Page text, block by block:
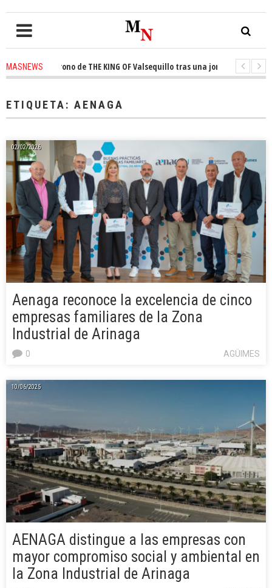
MASNEWS
el trono de THE KING OF Valsequillo tras una jornada de baloncesto
ETIQUETA: AENAGA
02/02/2026
Aenaga reconoce la excelencia de cinco
empresas familiares de la Zona
Industrial de Arinaga
AGÜIMES
0
10/06/2025
AENAGA distingue a las empresas con
mayor compromiso social y ambiental en
la Zona Industrial de Arinaga